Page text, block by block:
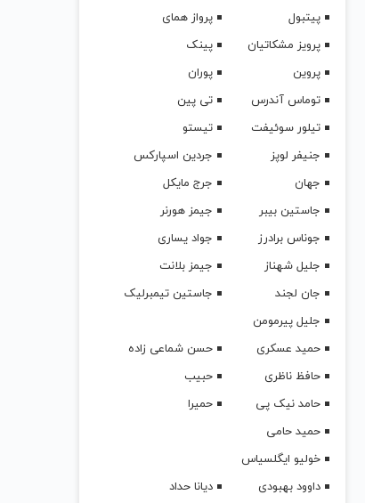
پیتبول
پرواز همای
پرویز مشکاتیان
پینک
پروین
پوران
توماس آندرس
تی پین
تیلور سوئیفت
تیستو
جنیفر لوپز
جردین اسپارکس
جهان
جرج مایکل
جاستین بیبر
جیمز هورنر
جوناس برادرز
جواد یساری
جلیل شهناز
جیمز بلانت
جان لجند
جاستین تیمبرلیک
جلیل پیرمومن
حمید عسکری
حسن شماعی زاده
حافظ ناظری
حبیب
حامد نیک پی
حمیرا
حمید حامی
خولیو ایگلسیاس
داوود بهبودی
دیانا حداد